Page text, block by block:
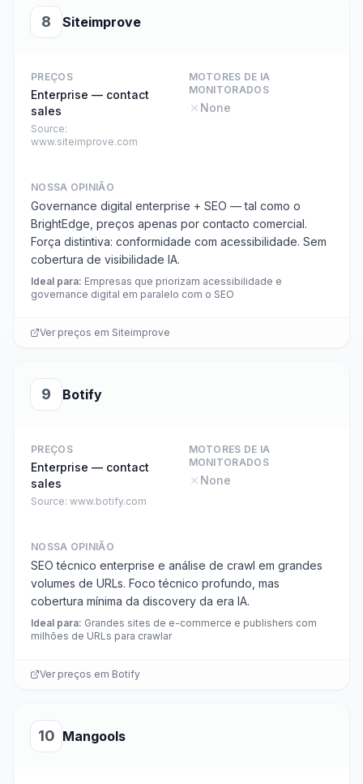
8 Siteimprove
PREÇOS
Enterprise — contact
sales
Source:
www.siteimprove.com
MOTORES DE IA
MONITORADOS
None
NOSSA OPINIÃO
Governance digital enterprise + SEO — tal como o
BrightEdge, preços apenas por contacto comercial.
Força distintiva: conformidade com acessibilidade. Sem
cobertura de visibilidade IA.
Ideal para: Empresas que priorizam acessibilidade e
governance digital em paralelo com o SEO
Ver preços em Siteimprove
9 Botify
PREÇOS
Enterprise — contact
sales
Source: www.botify.com
MOTORES DE IA
MONITORADOS
None
NOSSA OPINIÃO
SEO técnico enterprise e análise de crawl em grandes
volumes de URLs. Foco técnico profundo, mas
cobertura mínima da discovery da era IA.
Ideal para: Grandes sites de e-commerce e publishers com
milhões de URLs para crawlar
Ver preços em Botify
10 Mangools